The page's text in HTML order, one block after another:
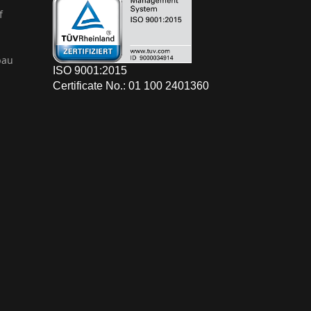
ISO 9001:2015
Certificate No.: 01 100 2401360